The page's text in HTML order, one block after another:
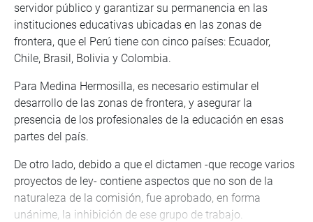
servidor público y garantizar su permanencia en las
instituciones educativas ubicadas en las zonas de
frontera, que el Perú tiene con cinco países: Ecuador,
Chile, Brasil, Bolivia y Colombia.
Para Medina Hermosilla, es necesario estimular el
desarrollo de las zonas de frontera, y asegurar la
presencia de los profesionales de la educación en esas
partes del país.
De otro lado, debido a que el dictamen -que recoge varios
proyectos de ley- contiene aspectos que no son de la
naturaleza de la comisión, fue aprobado, en forma
unánime, la inhibición de ese grupo de trabajo.